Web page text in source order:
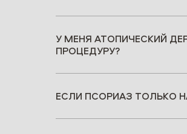
У МЕНЯ АТОПИЧЕСКИЙ
ПРОЦЕДУРУ?
ЕСЛИ ПСОРИАЗ ТОЛЬКО